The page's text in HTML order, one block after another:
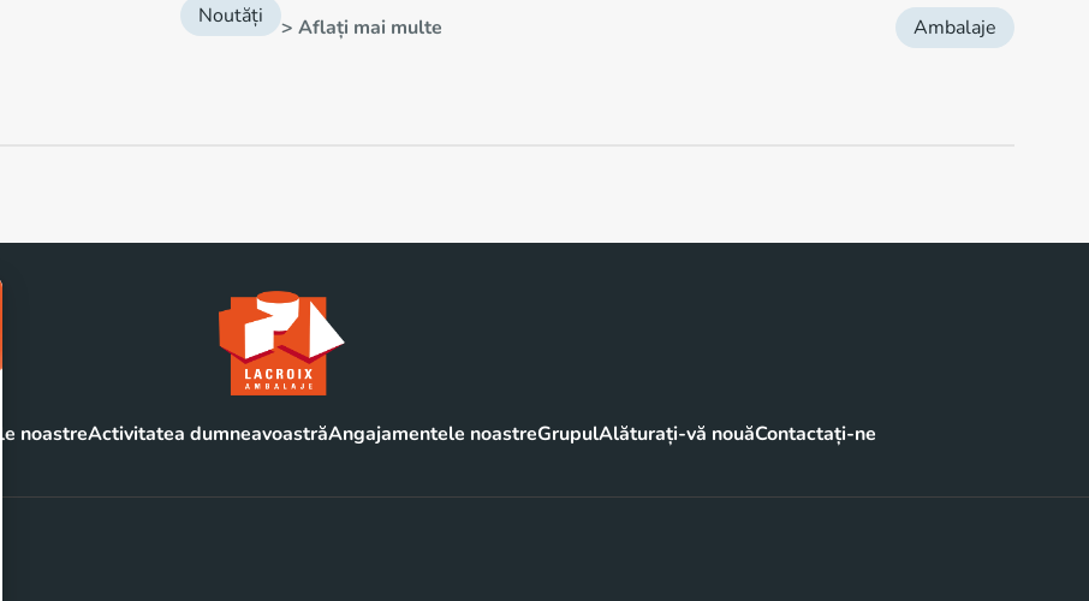
Noutăți > Aflați mai multe Ambalaje
noastreActivitatea dumneavoastrăAngajamentele noastreGrupulAlăturați-vă nouăContactați-ne